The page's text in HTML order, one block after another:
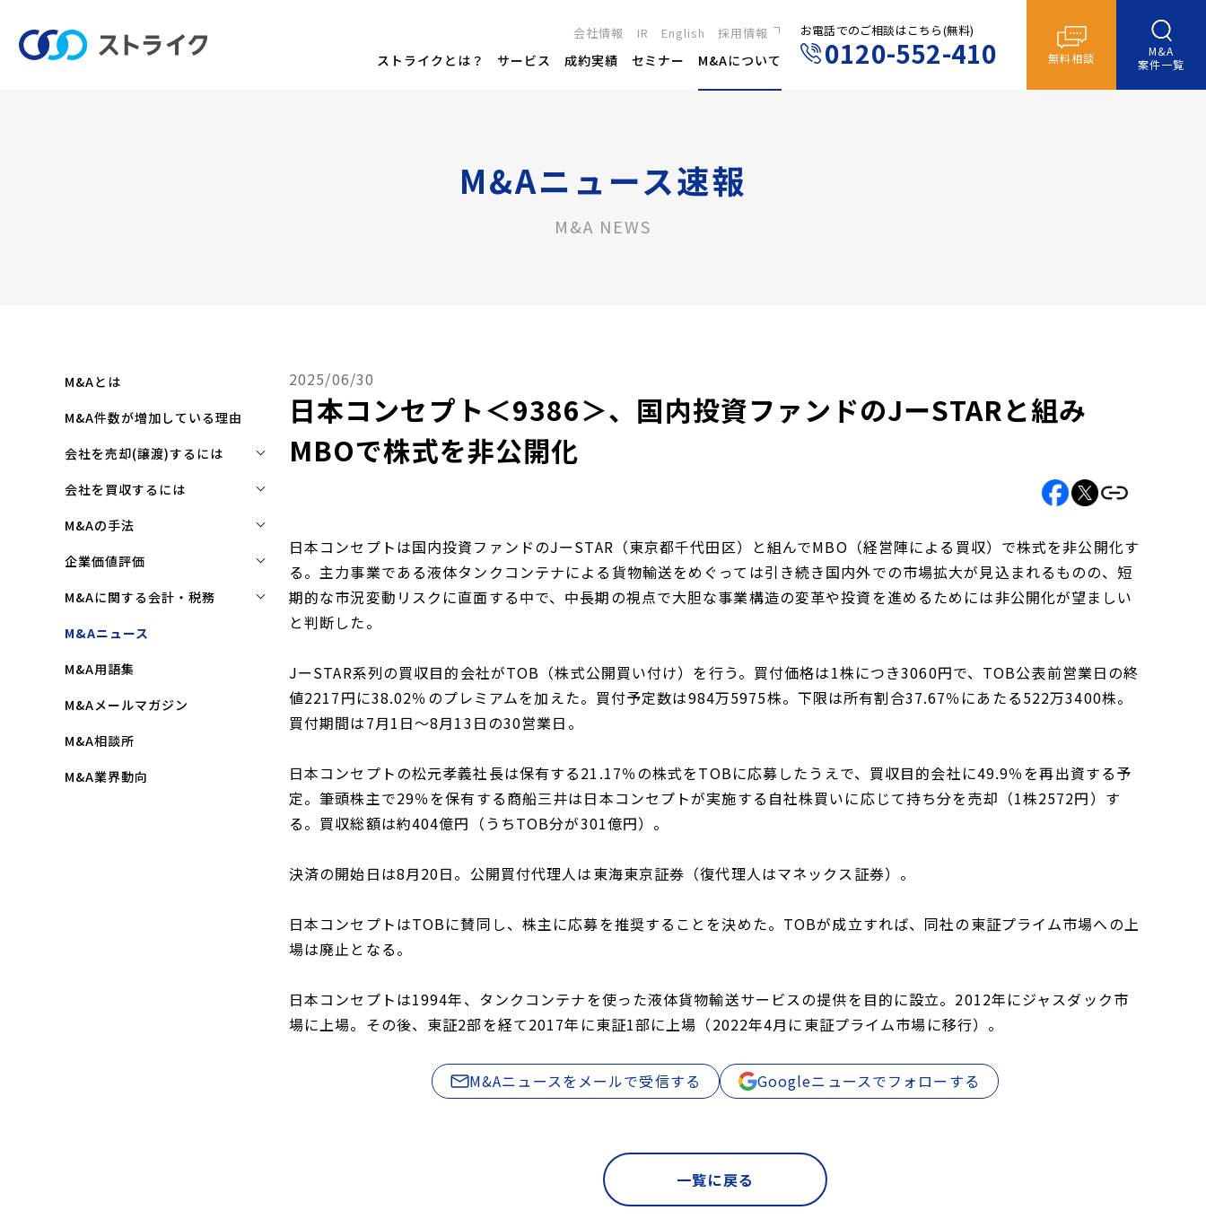
会社情報 IR English 採用情報
新卒採用
キャリア採用
ストライクとは？ サービス 成約実績 セミナー M&Aについて
お電話でのご相談はこちら(無料)
0120-552-410 無料相談
M&A
案件一覧
M&Aニュース速報
M&A NEWS
M&Aとは
M&A件数が増加している理由
会社を売却(譲渡)するには
会社を売却(譲渡)するには
M&Aで売れる会社の条件とは
M&Aで買い手はここを見る
会社を買収するには
会社を買収するには
企業買収を成功させるポイント
買収監査(デューディリジェン
ス)とは
クロージングと引継ぎ
企業買収の流れと手順
M&Aの手法
株式譲渡
第三者割当増資
資本業務提携
企業価値評価
企業価値評価(バリュエーショ
企業評価と売買価格の違い
中小企業M&Aにおける企業価値
ン)の算定方法
純資産法(コストアプローチ)
M&Aに関する会計・税務
株式譲渡にかかる税金(個人・
事業譲渡にかかる税金(個人・
法人)
M&Aにおける節税(役職退職金
スキーム)
赤字・債務超過会社の買収制限
M&Aニュース
M&A用語集
M&Aメールマガジン
M&A相談所
M&A業界動向
2025/06/30
日本コンセプト＜9386＞、国内投資ファンドのJーSTARと組み
MBOで株式を非公開化
日本コンセプトは国内投資ファンドのJーSTAR（東京都千代田区）と組んでMBO（経営陣による買収）で株式を非公開化す
る。主力事業である液体タンクコンテナによる貨物輸送をめぐっては引き続き国内外での市場拡大が見込まれるものの、短
期的な市況変動リスクに直面する中で、中長期の視点で大胆な事業構造の変革や投資を進めるためには非公開化が望ましい
と判断した。
JーSTAR系列の買収目的会社がTOB（株式公開買い付け）を行う。買付価格は1株につき3060円で、TOB公表前営業日の終
値2217円に38.02％のプレミアムを加えた。買付予定数は984万5975株。下限は所有割合37.67％にあたる522万3400株。
買付期間は7月1日～8月13日の30営業日。
日本コンセプトの松元孝義社長は保有する21.17％の株式をTOBに応募したうえで、買収目的会社に49.9％を再出資する予
定。筆頭株主で29％を保有する商船三井は日本コンセプトが実施する自社株買いに応じて持ち分を売却（1株2572円）す
る。買収総額は約404億円（うちTOB分が301億円）。
決済の開始日は8月20日。公開買付代理人は東海東京証券（復代理人はマネックス証券）。
日本コンセプトはTOBに賛同し、株主に応募を推奨することを決めた。TOBが成立すれば、同社の東証プライム市場への上
場は廃止となる。
日本コンセプトは1994年、タンクコンテナを使った液体貨物輸送サービスの提供を目的に設立。2012年にジャスダック市
場に上場。その後、東証2部を経て2017年に東証1部に上場（2022年4月に東証プライム市場に移行）。
M&Aニュースをメールで受信する Googleニュースでフォローする
一覧に戻る